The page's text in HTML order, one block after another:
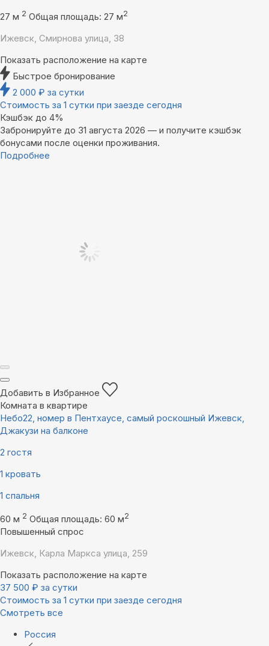
27 м 2 Общая площадь: 27 м2
Ижевск, Смирнова улица, 38
Показать расположение на карте
Быстрое бронирование
2 000 ₽ за сутки
Стоимость за 1 сутки при заезде сегодня
Кэшбэк до 4%
Забронируйте до 31 августа 2026 — и получите кэшбэк
бонусами после оценки проживания.
Подробнее
Добавить в Избранное
Комната в квартире
Небо22, номер в Пентхаусе, самый роскошный Ижевск,
Джакузи на балконе
2 гостя
1 кровать
1 спальня
60 м 2 Общая площадь: 60 м2
Повышенный спрос
Ижевск, Карла Маркса улица, 259
Показать расположение на карте
37 500 ₽ за сутки
Стоимость за 1 сутки при заезде сегодня
Смотреть все
Россия